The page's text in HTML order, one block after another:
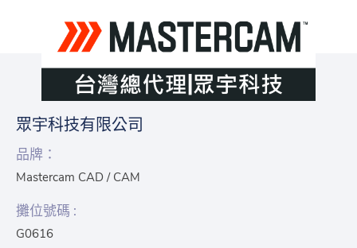
眾宇科技有限公司
品牌：
Mastercam CAD / CAM
攤位號碼 :
G0616